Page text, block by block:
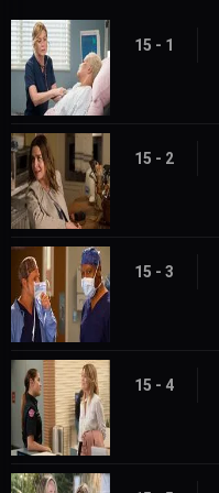
15 - 1
15 - 2
15 - 3
15 - 4